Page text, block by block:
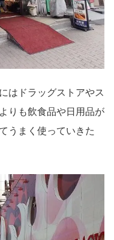
はドラッグストアやス
りも飲食品や日用品が
うまく使っていきた